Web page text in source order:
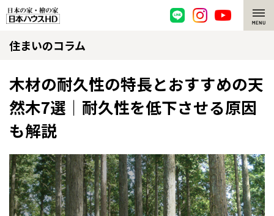
脱炭素・檜の家
環境にやさしい、脱炭素社会の住宅
檜・木造住宅
耐震構造
高耐久住宅
高断熱・高気密の家
選ばれる理由
檜の魅力
檜の魅力 トップ
檜と日本人
1000年を超えて生きる檜
注文住宅
注文住宅 トップ
グレートステージ
施工事例
リフォーム
住まいのコラム
木材の耐久性の特長とおすすめの天
然木7選｜耐久性を低下させる原因
も解説